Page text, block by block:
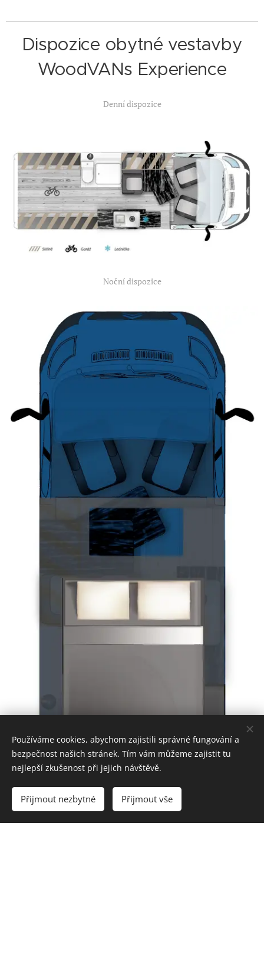
Dispozice obytné vestavby
WoodVANs Experience
Denní dispozice
Noční dispozice
Používáme cookies, abychom zajistili správné fungování a
bezpečnost našich stránek. Tím vám můžeme zajistit tu
nejlepší zkušenost při jejich návštěvě.
Přijmout nezbytné Přijmout vše